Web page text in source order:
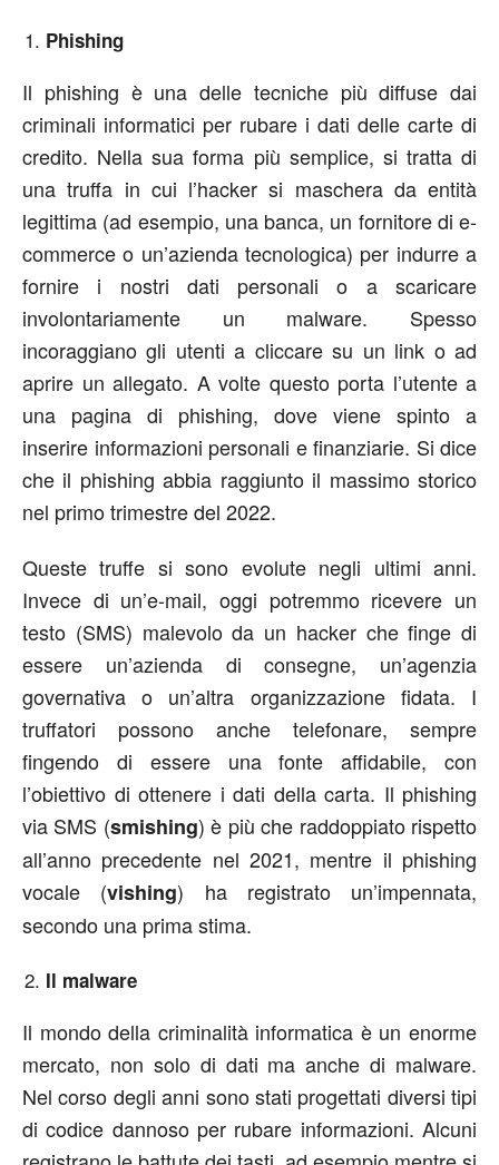
Phishing
Il phishing è una delle tecniche più diffuse dai
criminali informatici per rubare i dati delle carte di
credito. Nella sua forma più semplice, si tratta di
una truffa in cui l’hacker si maschera da entità
legittima (ad esempio, una banca, un fornitore di e-
commerce o un’azienda tecnologica) per indurre a
fornire i nostri dati personali o a scaricare
involontariamente un malware. Spesso
incoraggiano gli utenti a cliccare su un link o ad
aprire un allegato. A volte questo porta l’utente a
una pagina di phishing, dove viene spinto a
inserire informazioni personali e finanziarie. Si dice
che il phishing abbia raggiunto il massimo storico
nel primo trimestre del 2022.
Queste truffe si sono evolute negli ultimi anni.
Invece di un’e-mail, oggi potremmo ricevere un
testo (SMS) malevolo da un hacker che finge di
essere un’azienda di consegne, un’agenzia
governativa o un’altra organizzazione fidata. I
truffatori possono anche telefonare, sempre
fingendo di essere una fonte affidabile, con
l’obiettivo di ottenere i dati della carta. Il phishing
via SMS (smishing) è più che raddoppiato rispetto
all’anno precedente nel 2021, mentre il phishing
vocale (vishing) ha registrato un’impennata,
secondo una prima stima.
Il malware
Il mondo della criminalità informatica è un enorme
mercato, non solo di dati ma anche di malware.
Nel corso degli anni sono stati progettati diversi tipi
di codice dannoso per rubare informazioni. Alcuni